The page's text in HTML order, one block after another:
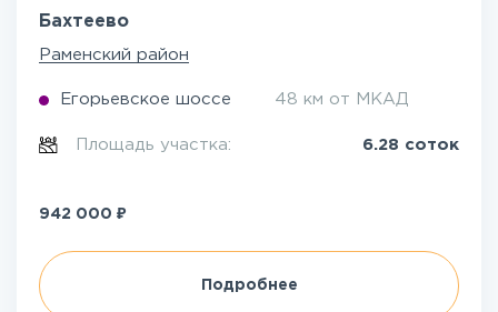
Бахтеево
Раменский район
Егорьевское шоссе 48 км от МКАД
Площадь участка: 6.28 соток
942 000 ₽
Подробнее